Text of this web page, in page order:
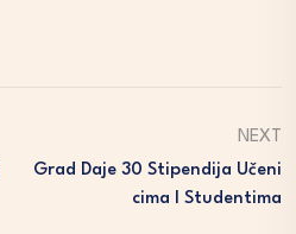
NEXT
Grad Daje 30 Stipendija Učeni
Cima I Studentima